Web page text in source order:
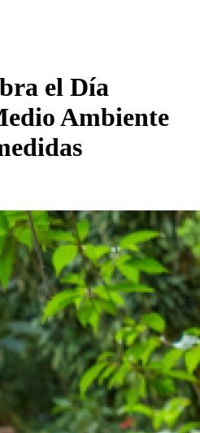
el Día
Ambiente